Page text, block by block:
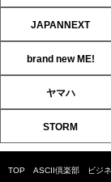
JAPANNEXT
brand new ME!
ヤマハ
STORM
TOP ASCII倶楽部 ビジ